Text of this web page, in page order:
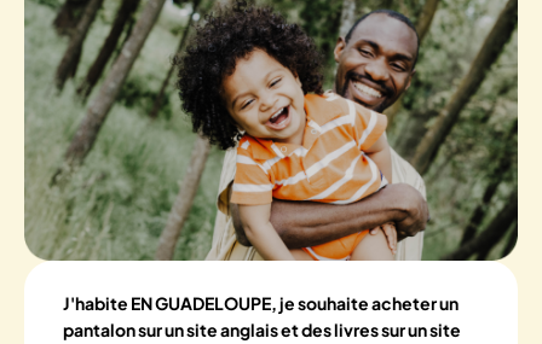
J'habite EN GUADELOUPE, je souhaite acheter un
pantalon sur un site anglais et des livres sur un site